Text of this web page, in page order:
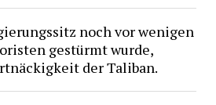
noch vor wenigen
gestürmt wurde,
der Taliban.